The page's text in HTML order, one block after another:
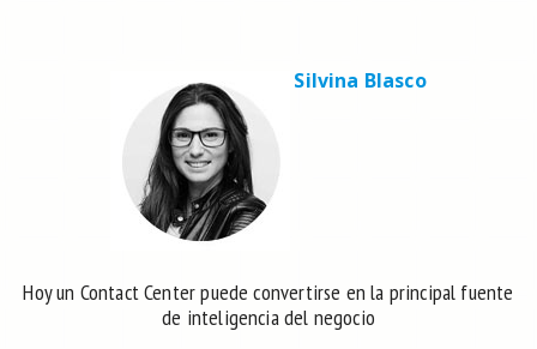
Silvina Blasco
Hoy un Contact Center puede convertirse en la principal fuente
de inteligencia del negocio